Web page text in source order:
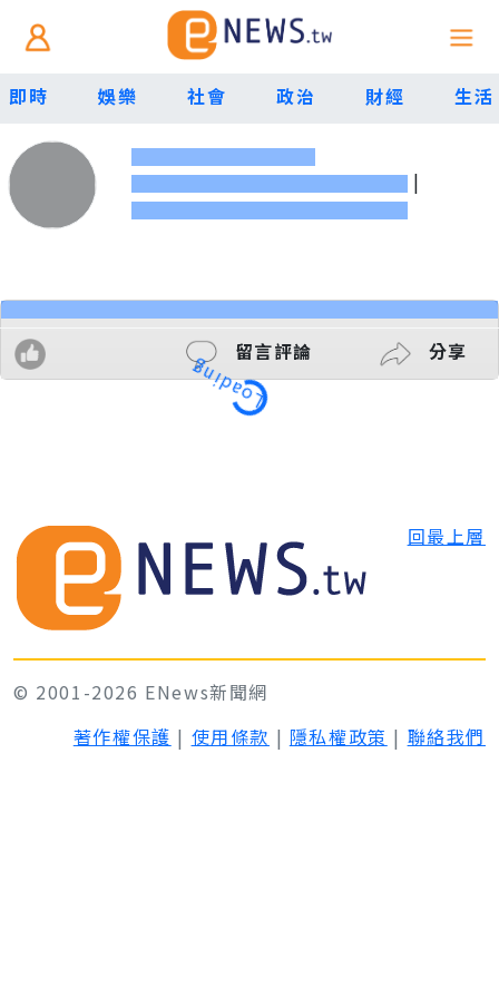
即時 娛樂 社會 政治 財經 生活
|
留言評論 分享
Loading
回最上層
© 2001-2026 ENews新聞網
著作權保護 | 使用條款 | 隱私權政策 | 聯絡我們